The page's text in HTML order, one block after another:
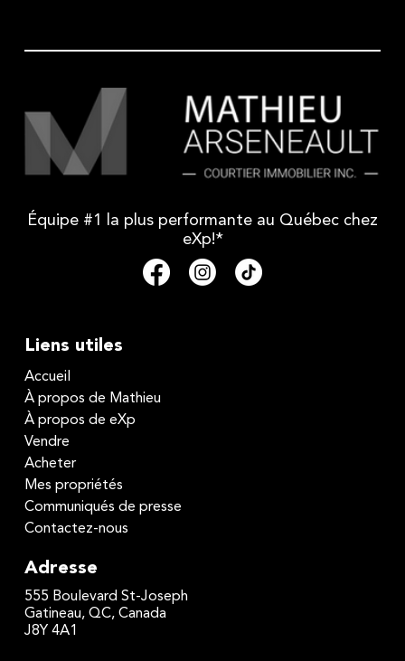
Équipe #1 la plus performante au Québec chez
eXp!*
Liens utiles
Accueil
À propos de Mathieu
À propos de eXp
Vendre
Acheter
Mes propriétés
Communiqués de presse
Contactez-nous
Adresse
555 Boulevard St-Joseph
Gatineau, QC, Canada
J8Y 4A1